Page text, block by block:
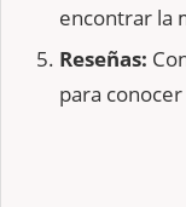
encontrar la
Reseñas:
para